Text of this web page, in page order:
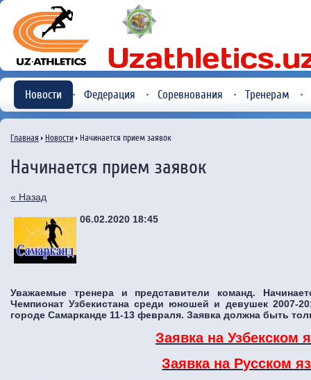
Новости Федерация Соревнования Тренерам
Главная Новости Начинается прием заявок
Начинается прием заявок
« Назад
06.02.2020 18:45
Уважаемые тренера и представители команд.
Чемпионат Узбекистана среди юношей и девушек 2007-
городе Самарканде 11-13 февраля. Заявка должна быть
Заявка на Узбекском
Заявка на Русском